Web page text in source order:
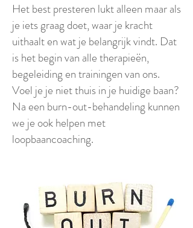
Het best presteren lukt alleen maar als
je iets graag doet, waar je kracht
uithaalt en wat je belangrijk vindt. Dat
is het begin van alle therapieën,
begeleiding en trainingen van ons.
Voel je je niet thuis in je huidige baan?
Na een burn-out-behandeling kunnen
we je ook helpen met
loopbaancoaching.